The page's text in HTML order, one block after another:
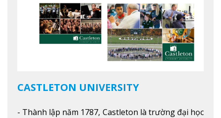
CASTLETON UNIVERSITY
- Thành lập năm 1787, Castleton là trường đại học